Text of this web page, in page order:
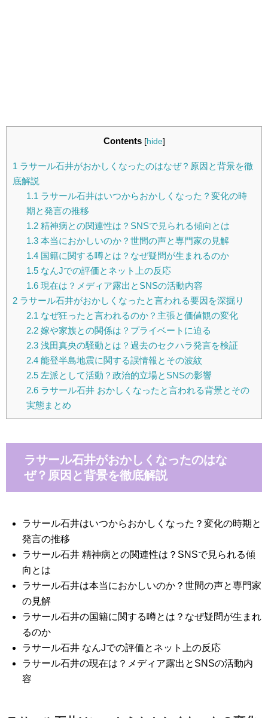
Contents [hide]
1 ラサール石井がおかしくなったのはなぜ？原因と背景を徹
底解説
1.1 ラサール石井はいつからおかしくなった？変化の時
期と発言の推移
1.2精神病との関連性は？SNSで見られる傾向とは
1.3本当におかしいのか？世間の声と専門家の見解
1.4国籍に関する噂とは？なぜ疑問が生まれるのか
1.5なんJでの評価とネット上の反応
1.6現在は？メディア露出とSNSの活動内容
2 ラサール石井がおかしくなったと言われる要因を深掘り
2.1 なぜ狂ったと言われるのか？主張と価値観の変化
2.2嫁や家族との関係は？プライベートに迫る
2.3浅田真央の騒動とは？過去のセクハラ発言を検証
2.4能登半島地震に関する誤情報とその波紋
2.5左派として活動？政治的立場とSNSの影響
2.6ラサール石井 おかしくなったと言われる背景とその
実態まとめ
ラサール石井がおかしくなったのはな
ぜ？原因と背景を徹底解説
ラサール石井はいつからおかしくなった？変化の時期と
発言の推移
ラサール石井 精神病との関連性は？SNSで見られる傾
向とは
ラサール石井は本当におかしいのか？世間の声と専門家
の見解
ラサール石井の国籍に関する噂とは？なぜ疑問が生まれ
るのか
ラサール石井 なんJでの評価とネット上の反応
ラサール石井の現在は？メディア露出とSNSの活動内
容